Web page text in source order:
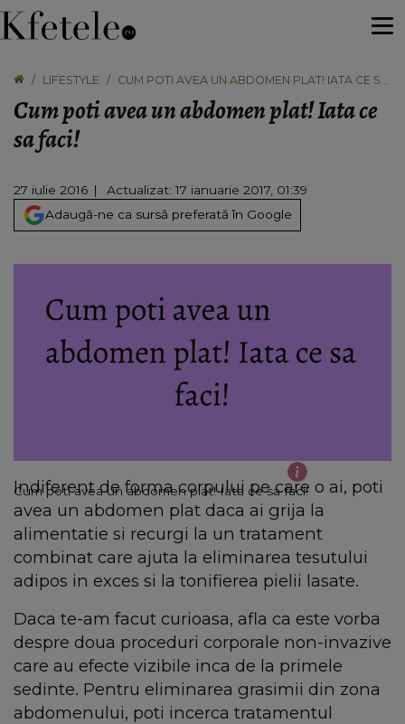
LIFESTYLE
CUM POTI AVEA UN ABDOMEN PLAT! IATA CE SA
Cum poti avea un abdomen plat! Iata ce
sa faci!
27 iulie 2016
Actualizat: 17 ianuarie 2017, 01:39
Adaugă-ne ca sursă preferată în Google
Cum poti avea un abdomen plat! Iata ce sa faci!
Indiferent de forma corpului pe care o ai, poti
avea un abdomen plat daca ai grija la
alimentatie si recurgi la un tratament
combinat care ajuta la eliminarea tesutului
adipos in exces si la tonifierea pielii lasate.
Daca te-am facut curioasa, afla ca este vorba
despre doua proceduri corporale non-invazive
care au efecte vizibile inca de la primele
sedinte. Pentru eliminarea grasimii din zona
abdomenului, poti incerca tratamentul